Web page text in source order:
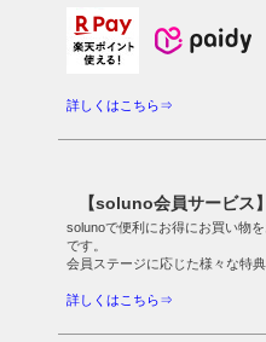
詳しくはこちら⇒
【soluno会員サービス】
solunoで便利にお得にお買い物
です。
会員ステージに応じた様々な特
詳しくはこちら⇒